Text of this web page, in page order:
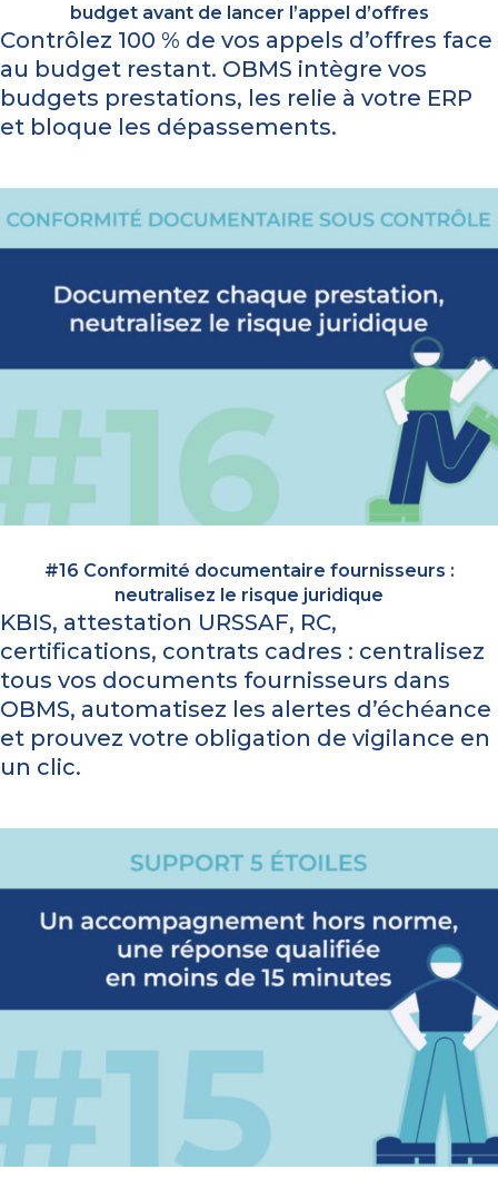
budget avant de lancer l’appel d’offres
Contrôlez 100 % de vos appels d’offres face
au budget restant. OBMS intègre vos
budgets prestations, les relie à votre ERP
et bloque les dépassements.
#16 Conformité documentaire fournisseurs :
neutralisez le risque juridique
KBIS, attestation URSSAF, RC,
certifications, contrats cadres : centralisez
tous vos documents fournisseurs dans
OBMS, automatisez les alertes d’échéance
et prouvez votre obligation de vigilance en
un clic.